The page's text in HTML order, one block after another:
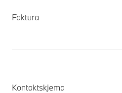
Faktura
Kontaktskjema